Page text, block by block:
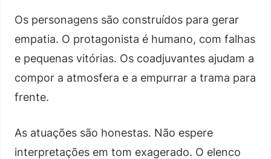
Os personagens são construídos para gerar
empatia. O protagonista é humano, com falhas
e pequenas vitórias. Os coadjuvantes ajudam a
compor a atmosfera e a empurrar a trama para
frente.
As atuações são honestas. Não espere
interpretações em tom exagerado. O elenco